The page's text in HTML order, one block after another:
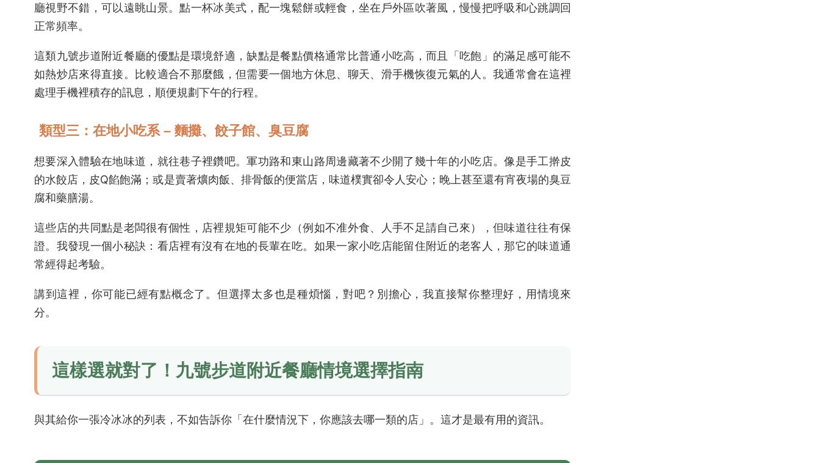
廳視野不錯，可以遠眺山景。點一杯冰美式，配一塊鬆餅或輕食，坐在戶外區吹著風，慢慢把呼吸和心跳調回
正常頻率。
這類九號步道附近餐廳的優點是環境舒適，缺點是餐點價格通常比普通小吃高，而且「吃飽」的滿足感可能不
如熱炒店來得直接。比較適合不那麼餓，但需要一個地方休息、聊天、滑手機恢復元氣的人。我通常會在這裡
處理手機裡積存的訊息，順便規劃下午的行程。
類型三：在地小吃系 – 麵攤、餃子館、臭豆腐
想要深入體驗在地味道，就往巷子裡鑽吧。軍功路和東山路周邊藏著不少開了幾十年的小吃店。像是手工擀皮
的水餃店，皮Q餡飽滿；或是賣著爌肉飯、排骨飯的便當店，味道樸實卻令人安心；晚上甚至還有宵夜場的臭豆
腐和藥膳湯。
這些店的共同點是老闆很有個性，店裡規矩可能不少（例如不准外食、人手不足請自己來），但味道往往有保
證。我發現一個小秘訣：看店裡有沒有在地的長輩在吃。如果一家小吃店能留住附近的老客人，那它的味道通
常經得起考驗。
講到這裡，你可能已經有點概念了。但選擇太多也是種煩惱，對吧？別擔心，我直接幫你整理好，用情境來
分。
這樣選就對了！九號步道附近餐廳情境選擇指南
與其給你一張冷冰冰的列表，不如告訴你「在什麼情況下，你應該去哪一類的店」。這才是最有用的資訊。